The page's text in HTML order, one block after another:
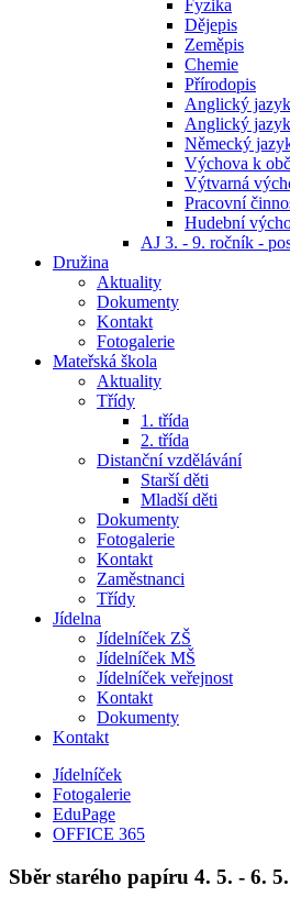
Fyzika
Dějepis
Zeměpis
Chemie
Přírodopis
Anglický jazyk
Anglický
Německý
Výchova k
Výtvarná
Pracovní
Hudební
AJ 3. - 9. ročník -
Družina
Aktuality
Dokumenty
Kontakt
Fotogalerie
Mateřská škola
Aktuality
Třídy
1. třída
2. třída
Distanční vzdělávání
Starší děti
Mladší děti
Dokumenty
Fotogalerie
Kontakt
Zaměstnanci
Třídy
Jídelna
Jídelníček ZŠ
Jídelníček MŠ
Jídelníček veřejnost
Kontakt
Dokumenty
Kontakt
Jídelníček
Fotogalerie
EduPage
OFFICE 365
Sběr starého papíru 4. 5. - 6.